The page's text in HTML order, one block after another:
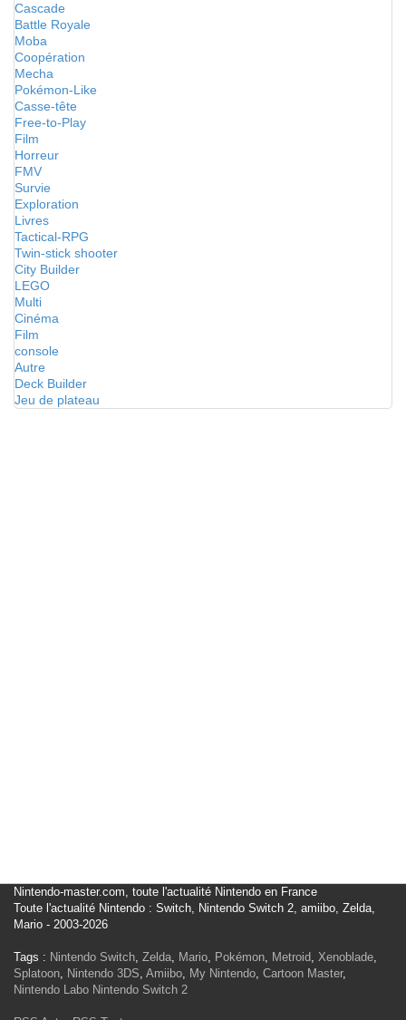
Cascade
Battle Royale
Moba
Coopération
Mecha
Pokémon-Like
Casse-tête
Free-to-Play
Film
Horreur
FMV
Survie
Exploration
Livres
Tactical-RPG
Twin-stick shooter
City Builder
LEGO
Multi
Cinéma
Film
console
Autre
Deck Builder
Jeu de plateau
Nintendo-master.com, toute l'actualité Nintendo en France
Toute l'actualité Nintendo : Switch, Nintendo Switch 2, amiibo, Zelda,
Mario - 2003-2026
Tags : Nintendo Switch, Zelda, Mario, Pokémon, Metroid, Xenoblade,
Splatoon, Nintendo 3DS, Amiibo, My Nintendo, Cartoon Master,
Nintendo Labo Nintendo Switch 2